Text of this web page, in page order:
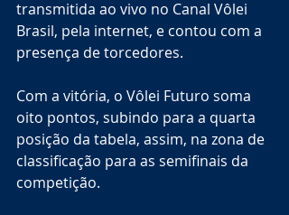
transmitida ao vivo no Canal Vôlei
Brasil, pela internet, e contou com a
presença de torcedores.
Com a vitória, o Vôlei Futuro soma
oito pontos, subindo para a quarta
posição da tabela, assim, na zona de
classificação para as semifinais da
competição.